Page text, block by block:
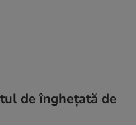
de înghețată de